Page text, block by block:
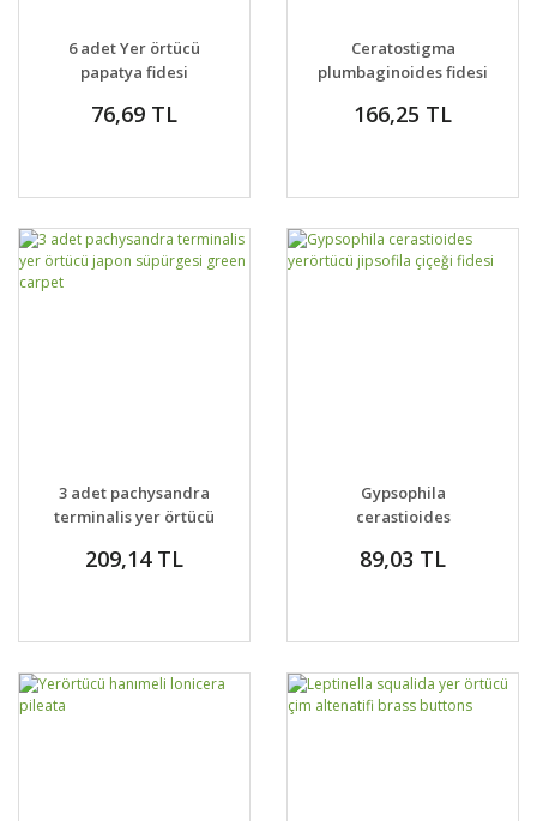
6 adet Yer örtücü
papatya fidesi
76,69 TL
Ceratostigma
plumbaginoides fidesi
166,25 TL
3 adet pachysandra
terminalis yer örtücü
green carpet
209,14 TL
Gypsophila
cerastioides
çiçeği fidesi
89,03 TL